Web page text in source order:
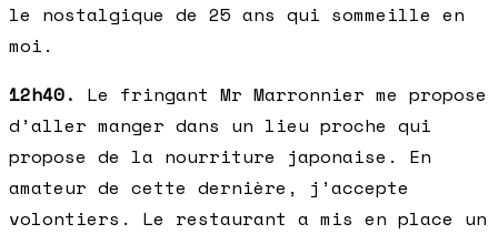
le nostalgique de 25 ans qui sommeille en
moi.
12h40. Le fringant Mr Marronnier me propose
d’aller manger dans un lieu proche qui
propose de la nourriture japonaise. En
amateur de cette dernière, j’accepte
volontiers. Le restaurant a mis en place un